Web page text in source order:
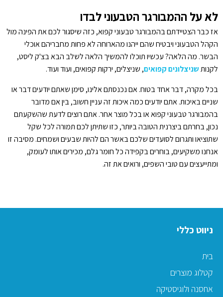
לא על ההמבורגר הטבעוני לבדו
אז כבר הצטיידתם בהמבורגר טבעוני קפוא, כזה שיסגור לכם את הפינה מול
הקהל הטבעוני ויבטיח שהם ייהנו מהארוחה לא פחות מחבריהם אוכלי
הבשר. מה הלאה? עכשיו תוכלו להמשיך הלאה לשלב הבא בצ'ק ליסט,
לקנותשניצלונים קפואים, שניצלים, ירקות קפואים, ועוד ועוד.
בכל מקרה, דבר אחד בטוח. אם נכנסתם אלינו, סימן שאתם יודעים דבר או
שניים באיכות. אתם יודעים כמה איכות זה עניין חשוב, בין אם מדובר
בהמבורגר טבעוני קפוא או בכל מוצר אחר. אתם רוצים לדעת שהשקעתם
נכון, בחרתם ביצרנית הטובה ביותר, כזו שתיתן לכם תמורה לכל שקל
שתוציאו ותגרום לסועדים שלכם באשר הם להיות שבעים ושמחים. מסיבה זו
אנחנו משקיעים, בוחרים בקפידה כל חומר גלם, מכירים אותו לעומק,
ומתייעצים עם טובי השפים, ורואים את זה.
ניווט כללי
בית
קטלוג מוצרים
אחסנה ולוגיסטיקה